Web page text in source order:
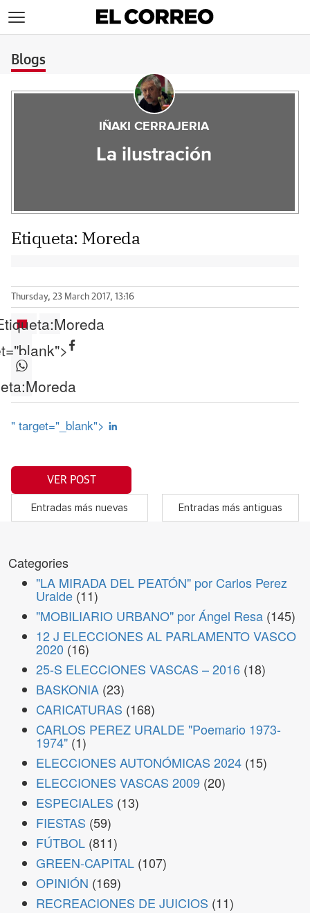
Blogs
IÑAKI CERRAJERIA
La ilustración
Etiqueta: Moreda
Thursday, 23 March 2017, 13:16
Moreda
Moreda
" target="_blank">
VER POST
Entradas más nuevas Entradas más antiguas
Categories
"LA MIRADA DEL PEATÓN" por Carlos Perez
Uralde (11)
"MOBILIARIO URBANO" por Ángel Resa (145)
12 J ELECCIONES AL PARLAMENTO VASCO
2020 (16)
25-S ELECCIONES VASCAS – 2016 (18)
BASKONIA (23)
CARICATURAS (168)
CARLOS PEREZ URALDE "Poemario 1973-
1974" (1)
ELECCIONES AUTONÓMICAS 2024 (15)
ELECCIONES VASCAS 2009 (20)
ESPECIALES (13)
FIESTAS (59)
FÚTBOL (811)
GREEN-CAPITAL (107)
OPINIÓN (169)
RECREACIONES DE JUICIOS (11)